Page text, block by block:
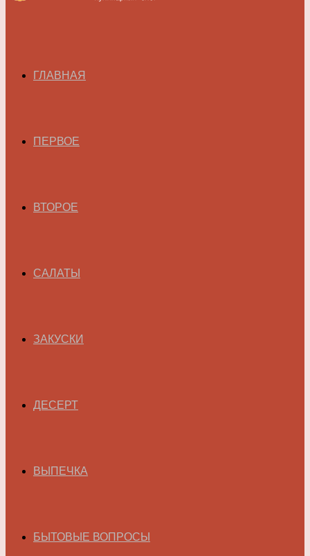
ГЛАВНАЯ
ПЕРВОЕ
ВТОРОЕ
САЛАТЫ
ЗАКУСКИ
ДЕСЕРТ
ВЫПЕЧКА
БЫТОВЫЕ ВОПРОСЫ